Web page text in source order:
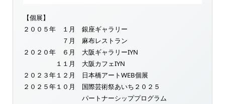
【個展】
２００５年 １月 銀座ギャラリー
７月 麻布レストラン
２０２０年 ６月 大阪ギャラリーIYN
１１月 大阪カフェIYN
２０２３年１２月 日本橋アートWEB個展
２０２５年１０月 国際芸術祭あいち２０２５
パートナーシッププログラム